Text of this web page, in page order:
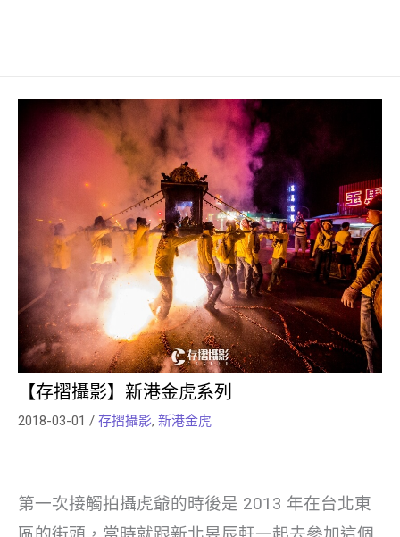
【存摺攝影】新港金虎系列
2018-03-01 / 存摺攝影, 新港金虎
第一次接觸拍攝虎爺的時後是 2013 年在台北東